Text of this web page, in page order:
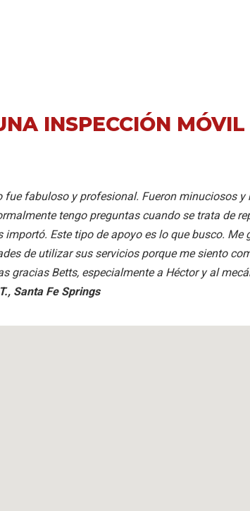
INSPECCIÓN
fue fabuloso y profesional. Fueron minuciosos y
tengo preguntas cuando se trata de
importó. Este tipo de apoyo es lo que busco. Me
de utilizar sus servicios porque me siento
gracias Betts, especialmente a Héctor y al
Santa Fe Springs